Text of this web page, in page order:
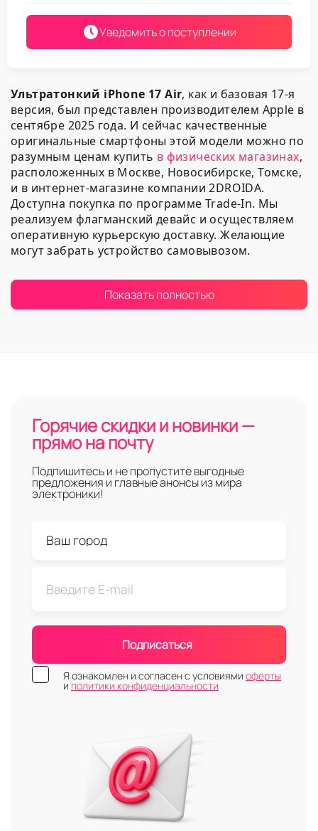
Уведомить о поступлении
Ультратонкий iPhone 17 Air, как и базовая 17-я
версия, был представлен производителем Аpple в
сентябре 2025 года. И сейчас качественные
оригинальные смартфоны этой модели можно по
разумным ценам купить в физических магазинах,
расположенных в Москве, Новосибирске, Томске,
и в интернет-магазине компании 2DROIDA.
Доступна покупка по программе Trade-In. Мы
реализуем флагманский девайс и осуществляем
оперативную курьерскую доставку. Желающие
могут забрать устройство самовывозом.
Ассортимент нашей
компании
Со встроенной памятью 1 терабайт, 256 и 512
гигабайт и с оперативной - 12 Гб;
С цветным сенсорным Super Retina XDR-
дисплеем диагональю 6.5 дюйма;
С двумя сим-картами: dual eSIM;
Поддерживающие стандарты 2G, 3G, 4G LTE и
С двумя широкоугольными камерами
автофокусировки;
Со встроенными навигационными системами,
функционалом;
В корпусе из стекла и с титановой рамкой, в
исполнении: sky blue (небесно-голубом), сloud
white (белом), space black (чёрном), light gold
(золотом) и т.д.;
Список всех характеристик, актуальная
стоимость, размеры и другая информация о
девайсе есть в его карточке на сайте 2DROIDA.
Важно! Установка и использование российского
Показать полностью
Горячие скидки и новинки —
прямо на почту
Подпишитесь и не пропустите выгодные
предложения и главные анонсы из мира
электроники!
Подписаться
Я ознакомлен и согласен с условиями оферты
и политики конфиденциальности